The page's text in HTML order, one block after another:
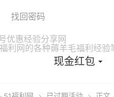
优惠经验分享网
利网的各种薅羊毛福利经验
现金红包
找回密码